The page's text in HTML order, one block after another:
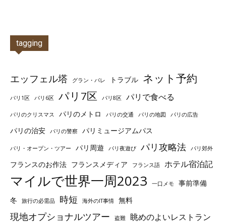
tagging
エッフェル塔 グラン・パレ トラブル ネット予約
パリ1区 パリ6区 パリ7区 パリ8区 パリで食べる
パリのクリスマス パリのメトロ パリの交通 パリの地図 パリの広告
パリの治安 パリの警察 パリミュージアムパス
パリ・オープン・ツアー パリ周遊 パリ夜遊び パリ攻略法 パリ郊外
フランスのお作法 フランスメディア フランス語 ホテル宿泊記
マイルで世界一周2023 一口メモ
事前準備
冬
旅行の必需品 時短 海外のIT事情 無料
現地オプショナルツアー 盗難 眺めのよいレストラン